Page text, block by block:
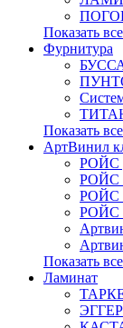
Показать
Фурнитура
Показать
АртВинил
РОЙС
РОЙС
РОЙС
РОЙС
Показать
Ламинат
ЭГГЕР